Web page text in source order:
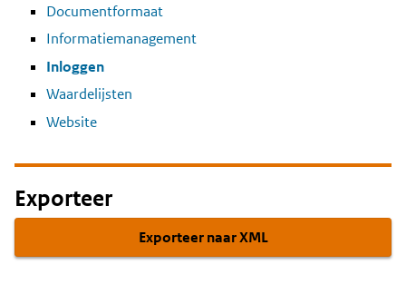
Documentformaat
Informatiemanagement
Inloggen
Waardelijsten
Website
Exporteer
Exporteer naar XML